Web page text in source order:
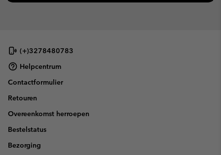
(+)3278480783
Helpcentrum
Contactformulier
Retouren
Overeenkomst herroepen
Bestelstatus
Bezorging